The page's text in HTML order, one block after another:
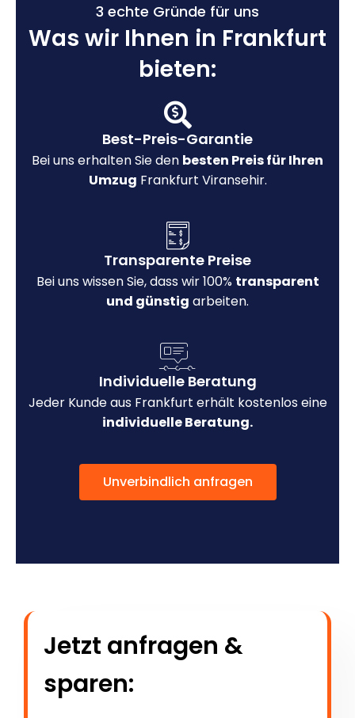
3 echte Gründe für uns
Was wir Ihnen in Frankfurt
bieten:
Best-Preis-Garantie
Bei uns erhalten Sie den besten Preis für Ihren
Umzug Frankfurt Viransehir.
Transparente Preise
Bei uns wissen Sie, dass wir 100% transparent
und günstig arbeiten.
Individuelle Beratung
Jeder Kunde aus Frankfurt erhält kostenlos eine
individuelle Beratung.
Unverbindlich anfragen
Jetzt anfragen &
sparen: